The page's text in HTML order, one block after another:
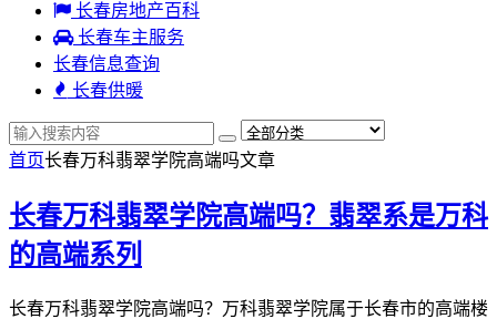
长春房地产百科
长春车主服务
长春信息查询
长春供暖
首页长春万科翡翠学院高端吗文章
长春万科翡翠学院高端吗？翡翠系是万科
的高端系列
长春万科翡翠学院高端吗？万科翡翠学院属于长春市的高端楼